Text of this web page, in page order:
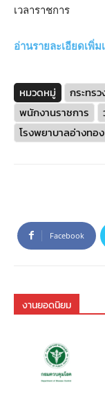
เวลาราชการ
อ่านรายละเอียดเพิ่
หมวดหมู่ กระทร
พนักงานราชการ
โรงพยาบาลอ่างทอง
Facebook
งานยอดนิยม